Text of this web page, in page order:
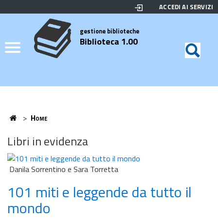
Elenco
Credits
ACCEDI AI SERVIZI
Biblioteca gestione biblioteche
Biblioteca 1.00 di
Home
> Home
Libri in evidenza
Danila Sorrentino e Sara Torretta
101 miti e leggende da tutto il
mondo